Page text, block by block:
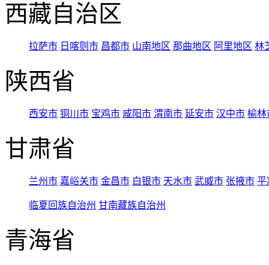
西藏自治区
拉萨市 日喀则市 昌都市 山南地区 那曲地区 阿里地区 林
陕西省
西安市 铜川市 宝鸡市 咸阳市 渭南市 延安市 汉中市 榆林
甘肃省
兰州市 嘉峪关市 金昌市 白银市 天水市 武威市 张掖市 平
临夏回族自治州 甘南藏族自治州
青海省